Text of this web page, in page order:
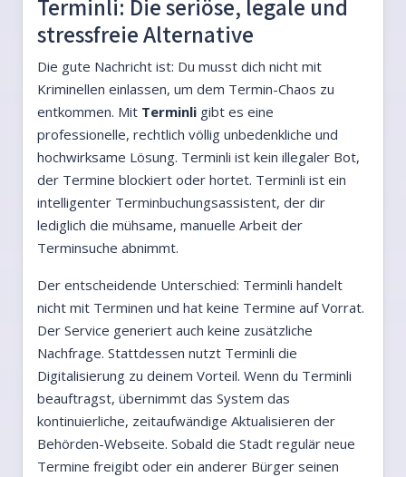
Terminli: Die seriöse, legale und
stressfreie Alternative
Die gute Nachricht ist: Du musst dich nicht mit
Kriminellen einlassen, um dem Termin-Chaos zu
entkommen. Mit Terminli gibt es eine
professionelle, rechtlich völlig unbedenkliche und
hochwirksame Lösung. Terminli ist kein illegaler Bot,
der Termine blockiert oder hortet. Terminli ist ein
intelligenter Terminbuchungsassistent, der dir
lediglich die mühsame, manuelle Arbeit der
Terminsuche abnimmt.
Der entscheidende Unterschied: Terminli handelt
nicht mit Terminen und hat keine Termine auf Vorrat.
Der Service generiert auch keine zusätzliche
Nachfrage. Stattdessen nutzt Terminli die
Digitalisierung zu deinem Vorteil. Wenn du Terminli
beauftragst, übernimmt das System das
kontinuierliche, zeitaufwändige Aktualisieren der
Behörden-Webseite. Sobald die Stadt regulär neue
Termine freigibt oder ein anderer Bürger seinen